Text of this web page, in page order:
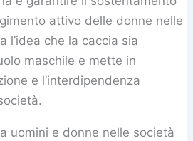
attivo delle donne nelle
l’idea che la caccia sia
maschile e mette in
e l’interdipendenza
uomini e donne nelle società